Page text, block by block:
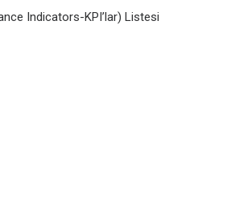
Indicators-KPI’lar) Listesi